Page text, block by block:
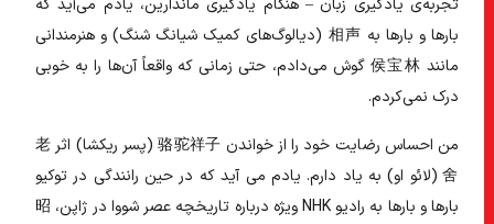
تجربه‌ی یادگیری زبان – هنگام یادگیری ماندارین، یادم می‌آید که
بارها و بارها به相声(دیالوگ‌های کمیک شیانگ شنگ) و هنرمندانی
مانند侯宝林گوش می‌دادم، حتی زمانی که واقعاً آن‌ها را به خوبی
درک نمی‌کردم.
من احساس رضایت خود را از خواندن骆驼祥子(پسر ریکشا) اثر老
舍(لائو او) به یاد دارم. یادم می آید که در حین رانندگی در توکیو
بارها و بارها به رادیو NHK ویژه درباره تاریخچه عصر شووا در ژاپن،
昭